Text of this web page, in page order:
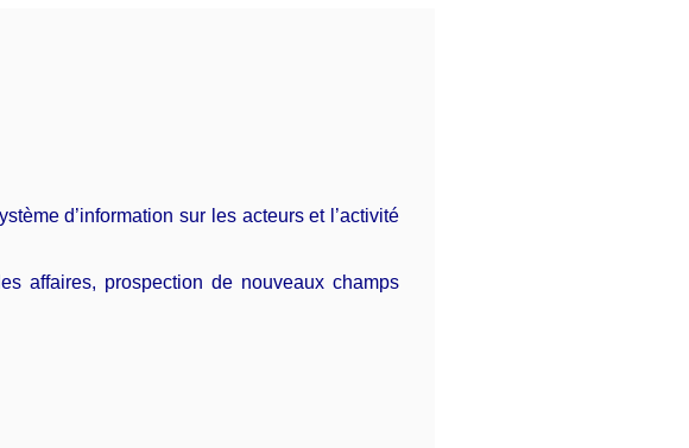
d’information sur les acteurs et l’activité
affaires, prospection de nouveaux champs